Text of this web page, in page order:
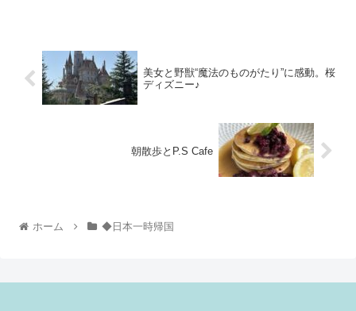
美女と野獣“魔法のものがたり”に感動。桜
ディズニー♪
朝散歩とP.S Cafe
ホーム ◆日本一時帰国